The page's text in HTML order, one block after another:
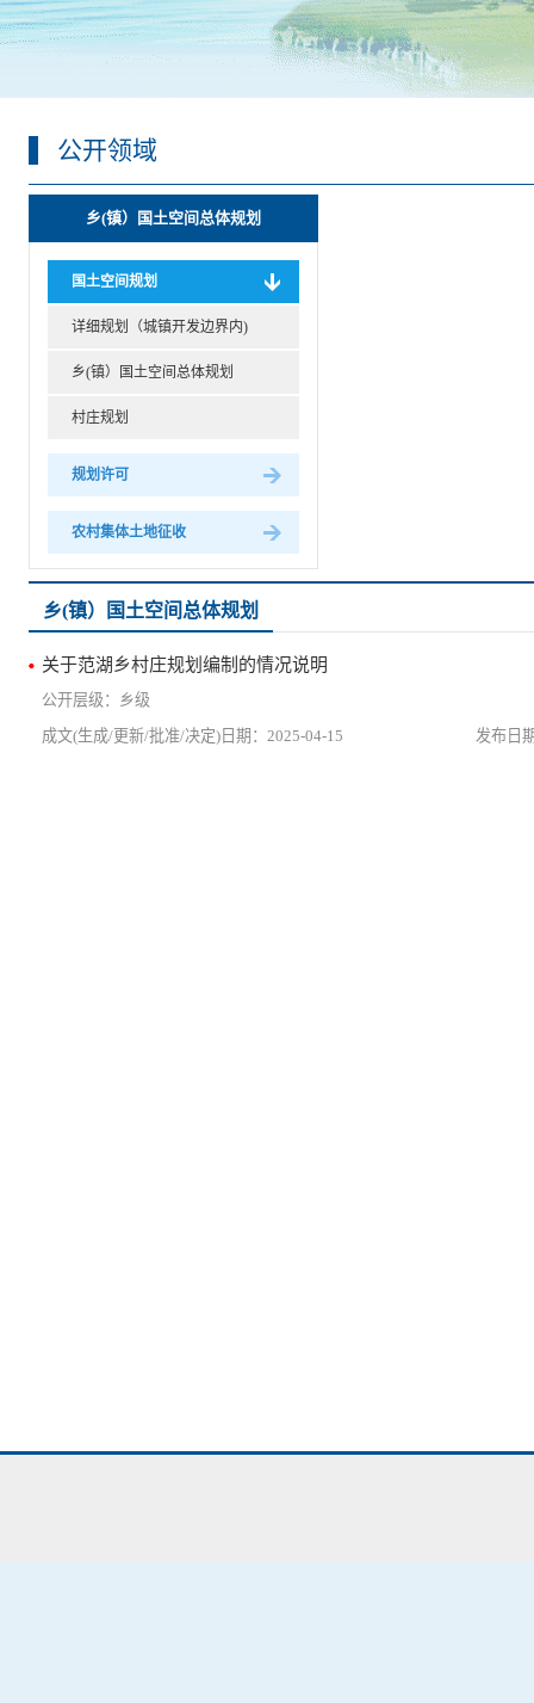
公开领域
乡(镇）国土空间总体规划
国土空间规划
详细规划（城镇开发边界内)
乡(镇）国土空间总体规划
村庄规划
规划许可
农村集体土地征收
乡(镇）国土空间总体规划
关于范湖乡村庄规划编制的情况说明
乡级
2025-04-15